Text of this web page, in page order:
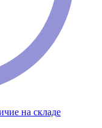
на складе